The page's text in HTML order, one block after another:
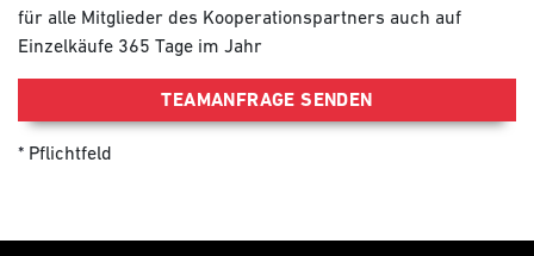
für alle Mitglieder des Kooperationspartners auch auf
Einzelkäufe 365 Tage im Jahr
TEAMANFRAGE SENDEN
Pflichtfeld